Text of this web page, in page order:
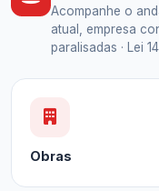
Acompanhe o
atual, empresa
paralisadas · Lei
Obras